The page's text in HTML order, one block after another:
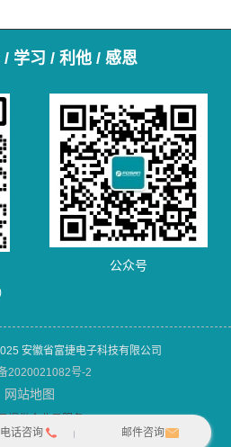
学习 / 利他 / 感恩
公众号
安徽省富捷电子科技有限公司
2020021082号-2
网站地图
提供企业云服务
电话咨询 邮件咨询